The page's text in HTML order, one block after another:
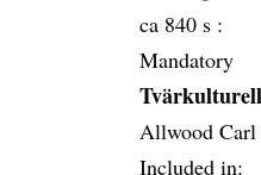
ca 840 s :
Mandatory
Allwood Carl
Included in: